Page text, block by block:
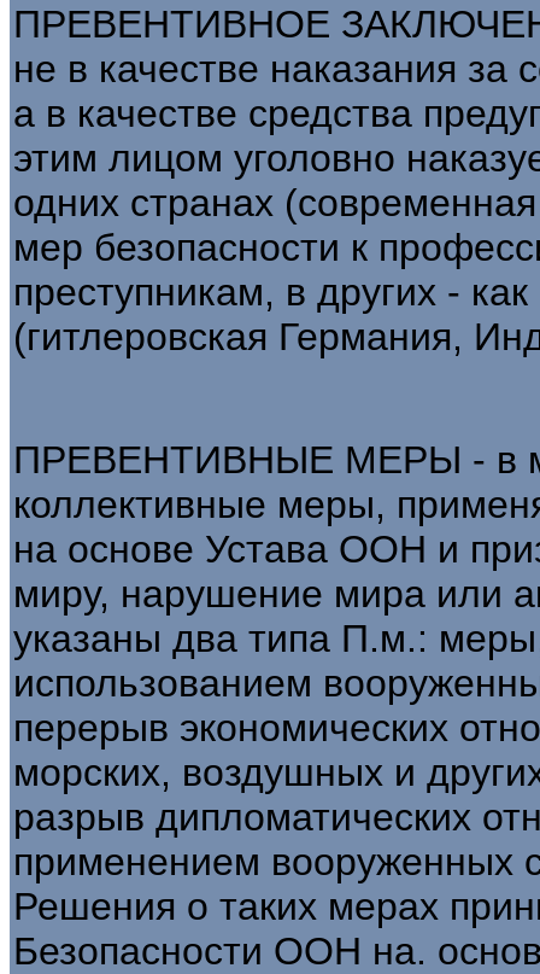
ПРЕВЕНТИВНОЕ
не в качестве наказания
а в качестве средства
этим лицом уголовно
одних странах
мер безопасности к
преступникам, в других -
(гитлеровская Германия,
ПРЕВЕНТИВНЫЕ МЕРЫ - в
коллективные меры,
на основе Устава ООН и
миру, нарушение мира или
указаны два типа П.м.:
использованием
перерыв экономических
морских, воздушных и
разрыв дипломатических
применением вооруженных
Решения о таких мерах
Безопасности ООН на.